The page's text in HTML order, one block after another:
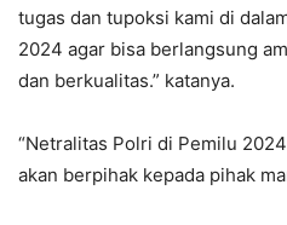
tugas dan tupoksi kami di
2024 agar bisa berlangsung
dan berkualitas.” katanya.
“Netralitas Polri di Pemilu
akan berpihak kepada pihak